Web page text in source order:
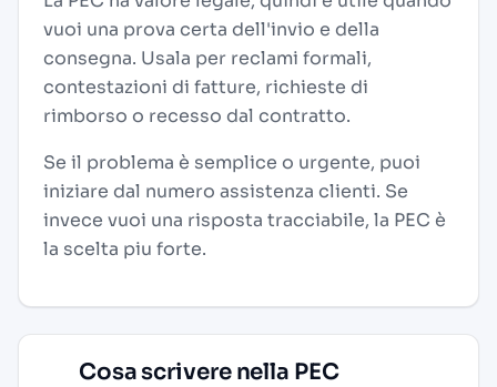
vuoi una prova certa dell'invio e della
consegna. Usala per reclami formali,
contestazioni di fatture, richieste di
rimborso o recesso dal contratto.
Se il problema è semplice o urgente, puoi
iniziare dal numero assistenza clienti. Se
invece vuoi una risposta tracciabile, la PEC è
la scelta piu forte.
Cosa scrivere nella PEC